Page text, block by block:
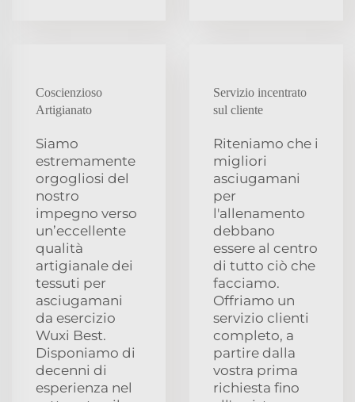
Coscienzioso
Artigianato
Siamo
estremamente
orgogliosi del
nostro
impegno verso
un’eccellente
qualità
artigianale dei
tessuti per
asciugamani
da esercizio
Wuxi Best.
Disponiamo di
decenni di
esperienza nel
Servizio incentrato
sul cliente
Riteniamo che i
migliori
asciugamani
per
l'allenamento
debbano
essere al centro
di tutto ciò che
facciamo.
Offriamo un
servizio clienti
completo, a
partire dalla
vostra prima
richiesta fino